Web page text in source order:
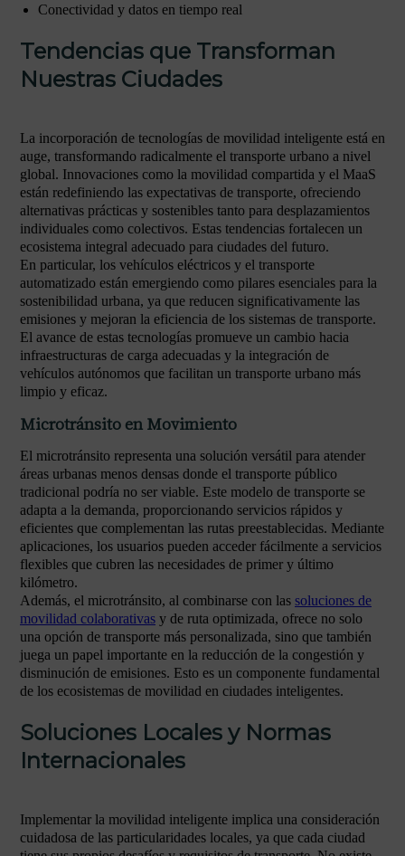
Conectividad y datos en tiempo real
Tendencias que Transforman
Nuestras Ciudades
La incorporación de tecnologías de movilidad inteligente está en
auge, transformando radicalmente el transporte urbano a nivel
global. Innovaciones como la movilidad compartida y el MaaS
están redefiniendo las expectativas de transporte, ofreciendo
alternativas prácticas y sostenibles tanto para desplazamientos
individuales como colectivos. Estas tendencias fortalecen un
ecosistema integral adecuado para ciudades del futuro.
En particular, los vehículos eléctricos y el transporte
automatizado están emergiendo como pilares esenciales para la
sostenibilidad urbana, ya que reducen significativamente las
emisiones y mejoran la eficiencia de los sistemas de transporte.
El avance de estas tecnologías promueve un cambio hacia
infraestructuras de carga adecuadas y la integración de
vehículos autónomos que facilitan un transporte urbano más
limpio y eficaz.
Microtránsito en Movimiento
El microtránsito representa una solución versátil para atender
áreas urbanas menos densas donde el transporte público
tradicional podría no ser viable. Este modelo de transporte se
adapta a la demanda, proporcionando servicios rápidos y
eficientes que complementan las rutas preestablecidas. Mediante
aplicaciones, los usuarios pueden acceder fácilmente a servicios
flexibles que cubren las necesidades de primer y último
kilómetro.
Además, el microtránsito, al combinarse con las soluciones de
movilidad colaborativas y de ruta optimizada, ofrece no solo
una opción de transporte más personalizada, sino que también
juega un papel importante en la reducción de la congestión y
disminución de emisiones. Esto es un componente fundamental
de los ecosistemas de movilidad en ciudades inteligentes.
Soluciones Locales y Normas
Internacionales
Implementar la movilidad inteligente implica una consideración
cuidadosa de las particularidades locales, ya que cada ciudad